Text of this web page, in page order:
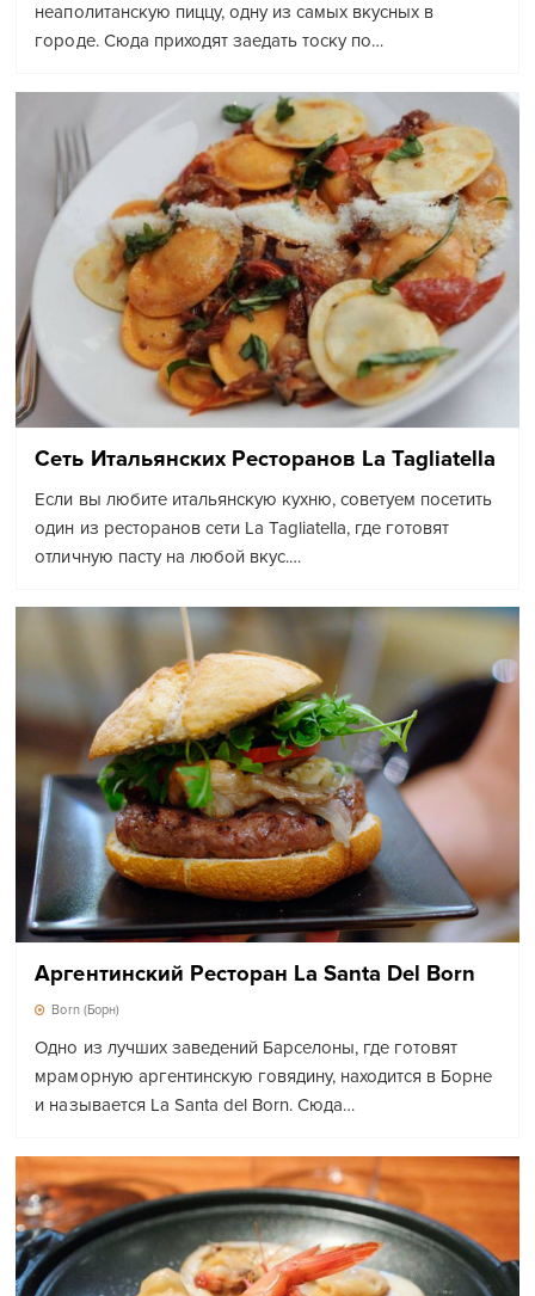
неаполитанскую пиццу, одну из самых вкусных в
городе. Сюда приходят заедать тоску по…
Сеть Итальянских Ресторанов La Tagliatella
Если вы любите итальянскую кухню, советуем посетить
один из ресторанов сети La Tagliatella, где готовят
отличную пасту на любой вкус.…
Аргентинский Ресторан La Santa Del Born
Born (Борн)
Одно из лучших заведений Барселоны, где готовят
мраморную аргентинскую говядину, находится в Борне
и называется La Santa del Born. Сюда…